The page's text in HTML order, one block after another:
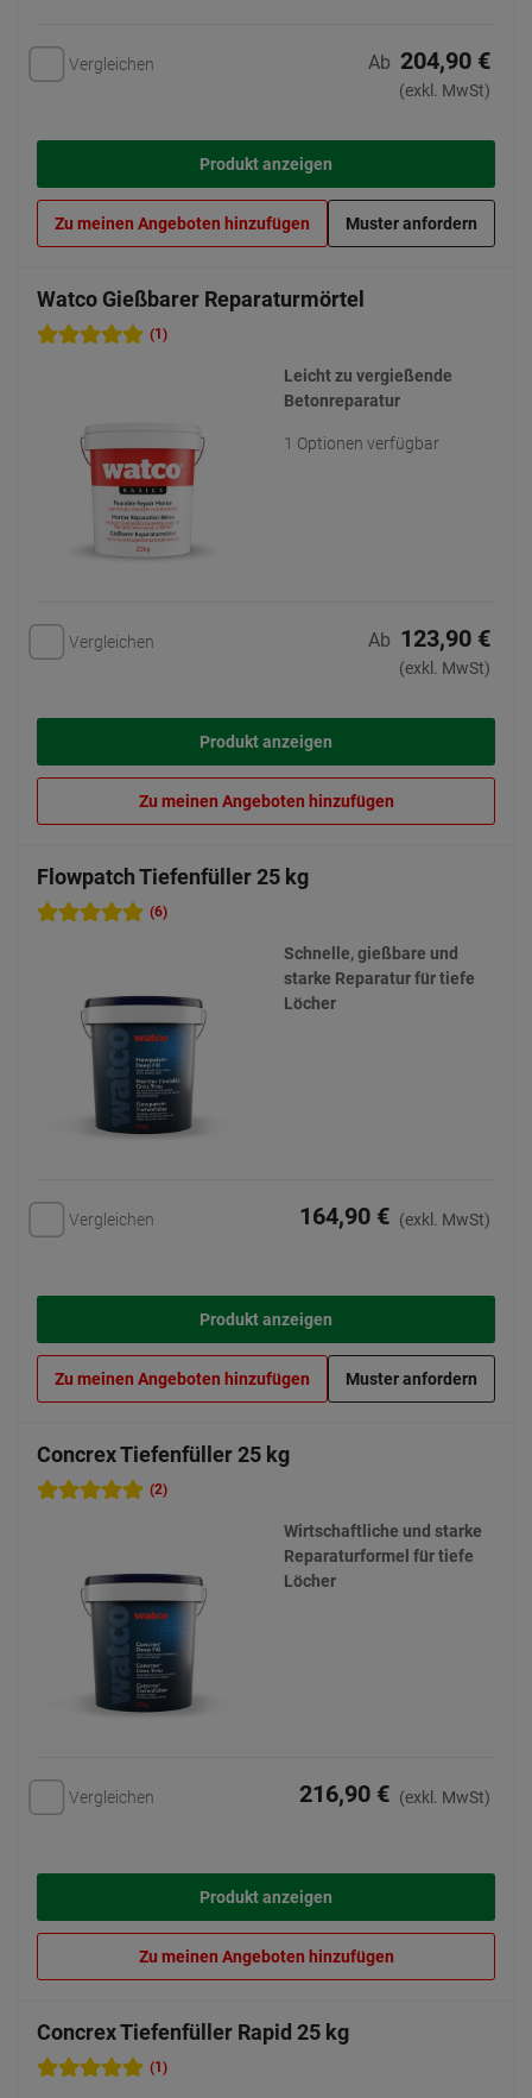
Vergleichen Ab 204,90 €
(exkl. MwSt)
Produkt anzeigen
Zu meinen Angeboten hinzufügen Muster anfordern
Watco Gießbarer Reparaturmörtel
(1)
Leicht zu vergießende
Betonreparatur
1 Optionen verfügbar
Vergleichen Ab 123,90 €
(exkl. MwSt)
Produkt anzeigen
Zu meinen Angeboten hinzufügen
Flowpatch Tiefenfüller 25 kg
(6)
Schnelle, gießbare und
starke Reparatur für tiefe
Löcher
Vergleichen 164,90 € (exkl. MwSt)
Produkt anzeigen
Zu meinen Angeboten hinzufügen Muster anfordern
Concrex Tiefenfüller 25 kg
(2)
Wirtschaftliche und starke
Reparaturformel für tiefe
Löcher
Vergleichen 216,90 € (exkl. MwSt)
Produkt anzeigen
Zu meinen Angeboten hinzufügen
Concrex Tiefenfüller Rapid 25 kg
(1)